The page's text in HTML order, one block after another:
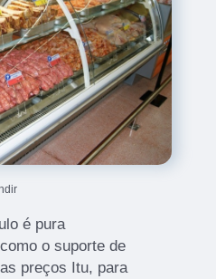
é pura
o suporte de
preços Itu, para